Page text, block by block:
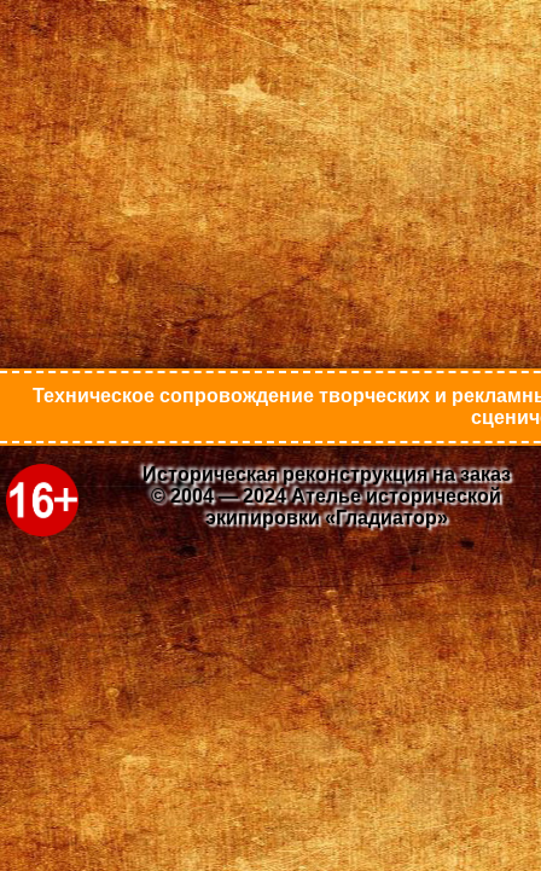
Техническое сопровождение творческих и
Историческая реконструкция на заказ
© 2004 — 2024 Ателье исторической
экипировки «Гладиатор»